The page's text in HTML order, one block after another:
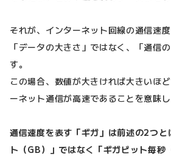
それが、インターネット回線の通信速度
「データの大きさ」ではなく、「通信
す。
この場合、数値が大きければ大きいほ
ーネット通信が高速であることを意味し
通信速度を表す「ギガ」は前述の2つ
ト（GB）」ではなく「ギガビット毎